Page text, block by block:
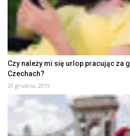
Czy należy mi się urlop pracując za
Czechach?
20 grudnia, 2019